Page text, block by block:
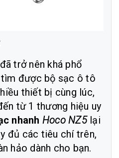
trở nên khá phổ
tìm được bộ sạc ô tô
thiết bị cùng lúc,
từ 1 thương hiệu uy
nhanh Hoco NZ5lại
đủ các tiêu chí trên,
hảo dành cho bạn.